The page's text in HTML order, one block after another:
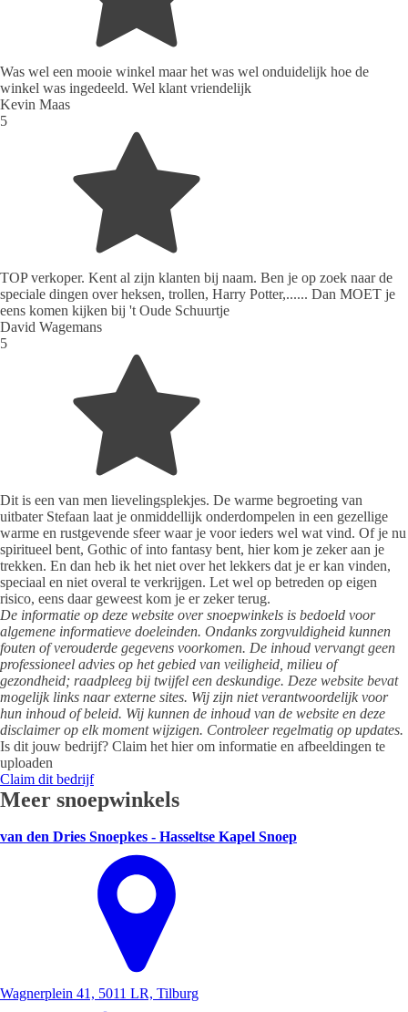
Was wel een mooie winkel maar het was wel onduidelijk hoe de
winkel was ingedeeld. Wel klant vriendelijk
Kevin Maas
5
TOP verkoper. Kent al zijn klanten bij naam. Ben je op zoek naar de
speciale dingen over heksen, trollen, Harry Potter,...... Dan MOET je
eens komen kijken bij 't Oude Schuurtje
David Wagemans
5
Dit is een van men lievelingsplekjes. De warme begroeting van
uitbater Stefaan laat je onmiddellijk onderdompelen in een gezellige
warme en rustgevende sfeer waar je voor ieders wel wat vind. Of je nu
spiritueel bent, Gothic of into fantasy bent, hier kom je zeker aan je
trekken. En dan heb ik het niet over het lekkers dat je er kan vinden,
speciaal en niet overal te verkrijgen. Let wel op betreden op eigen
risico, eens daar geweest kom je er zeker terug.
De informatie op deze website over snoepwinkels is bedoeld voor
algemene informatieve doeleinden. Ondanks zorgvuldigheid kunnen
fouten of verouderde gegevens voorkomen. De inhoud vervangt geen
professioneel advies op het gebied van veiligheid, milieu of
gezondheid; raadpleeg bij twijfel een deskundige. Deze website bevat
mogelijk links naar externe sites. Wij zijn niet verantwoordelijk voor
hun inhoud of beleid. Wij kunnen de inhoud van de website en deze
disclaimer op elk moment wijzigen. Controleer regelmatig op updates.
Is dit jouw bedrijf? Claim het hier om informatie en afbeeldingen te
uploaden
Claim dit bedrijf
Meer snoepwinkels
van den Dries Snoepkes - Hasseltse Kapel Snoep
Wagnerplein 41, 5011 LR, Tilburg